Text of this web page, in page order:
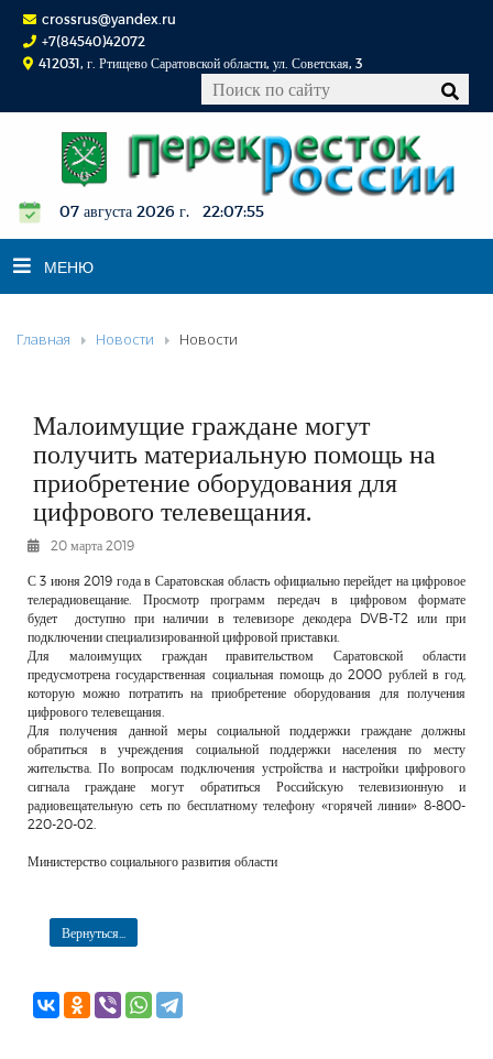
crossrus@yandex.ru
+7(84540)42072
412031, г. Ртищево Саратовской области, ул. Советская, 3
07 августа 2026 г. 22:07:55
МЕНЮ
НОВОСТИ
К СВЕДЕНИЮ
КОНКУРСЫ
ФОТОРЕПОРТАЖИ
РЕКЛАМОДАТЕЛЯМ
ОБЪЯВЛЕНИЯ
КОНТАКТЫ
Главная Новости Новости
Малоимущие граждане могут
получить материальную помощь на
приобретение оборудования для
цифрового телевещания.
20 марта 2019
С 3 июня 2019 года в Саратовская область официально перейдет на цифровое
телерадиовещание. Просмотр программ передач в цифровом формате
будет доступно при наличии в телевизоре декодера DVB-T2 или при
подключении специализированной цифровой приставки.
Для малоимущих граждан правительством Саратовской области
предусмотрена государственная социальная помощь до 2000 рублей в год,
которую можно потратить на приобретение оборудования для получения
цифрового телевещания.
Для получения данной меры социальной поддержки граждане должны
обратиться в учреждения социальной поддержки населения по месту
жительства. По вопросам подключения устройства и настройки цифрового
сигнала граждане могут обратиться Российскую телевизионную и
радиовещательную сеть по бесплатному телефону «горячей линии» 8-800-
220-20-02.
Министерство социального развития области
Вернуться...